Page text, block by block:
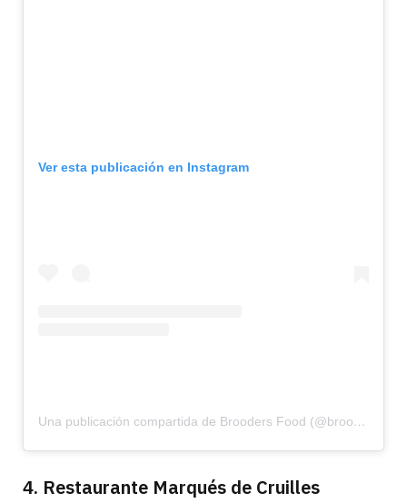
Ver esta publicación en Instagram
Una publicación compartida de Brooders Food (@broodersfood)
4. Restaurante Marqués de Cruilles